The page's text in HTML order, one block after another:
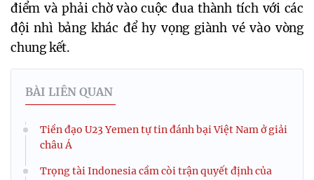
điểm và phải chờ vào cuộc đua thành tích với các
đội nhì bảng khác để hy vọng giành vé vào vòng
chung kết.
BÀI LIÊN QUAN
Tiền đạo U23 Yemen tự tin đánh bại Việt Nam ở giải
châu Á
Trọng tài Indonesia cầm còi trận quyết định của